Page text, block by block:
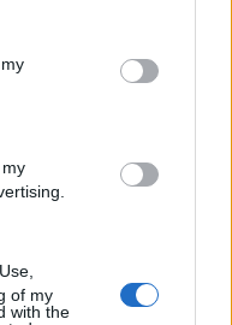
of my
with the
- Area Due